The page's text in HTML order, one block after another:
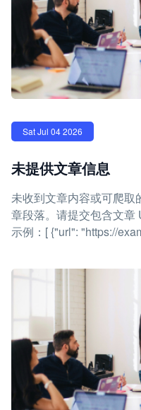
Sat Jul 04 2026
未提供文章信息
未收到文章内容或可爬取
章段落。请提交包含文章
示例：[ {"url": "https://